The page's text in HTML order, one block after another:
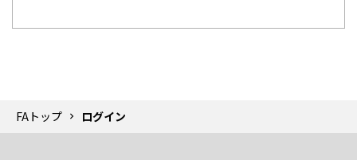
FAトップ ログイン